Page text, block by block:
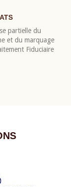
partielle du
et du marquage
Fiduciaire